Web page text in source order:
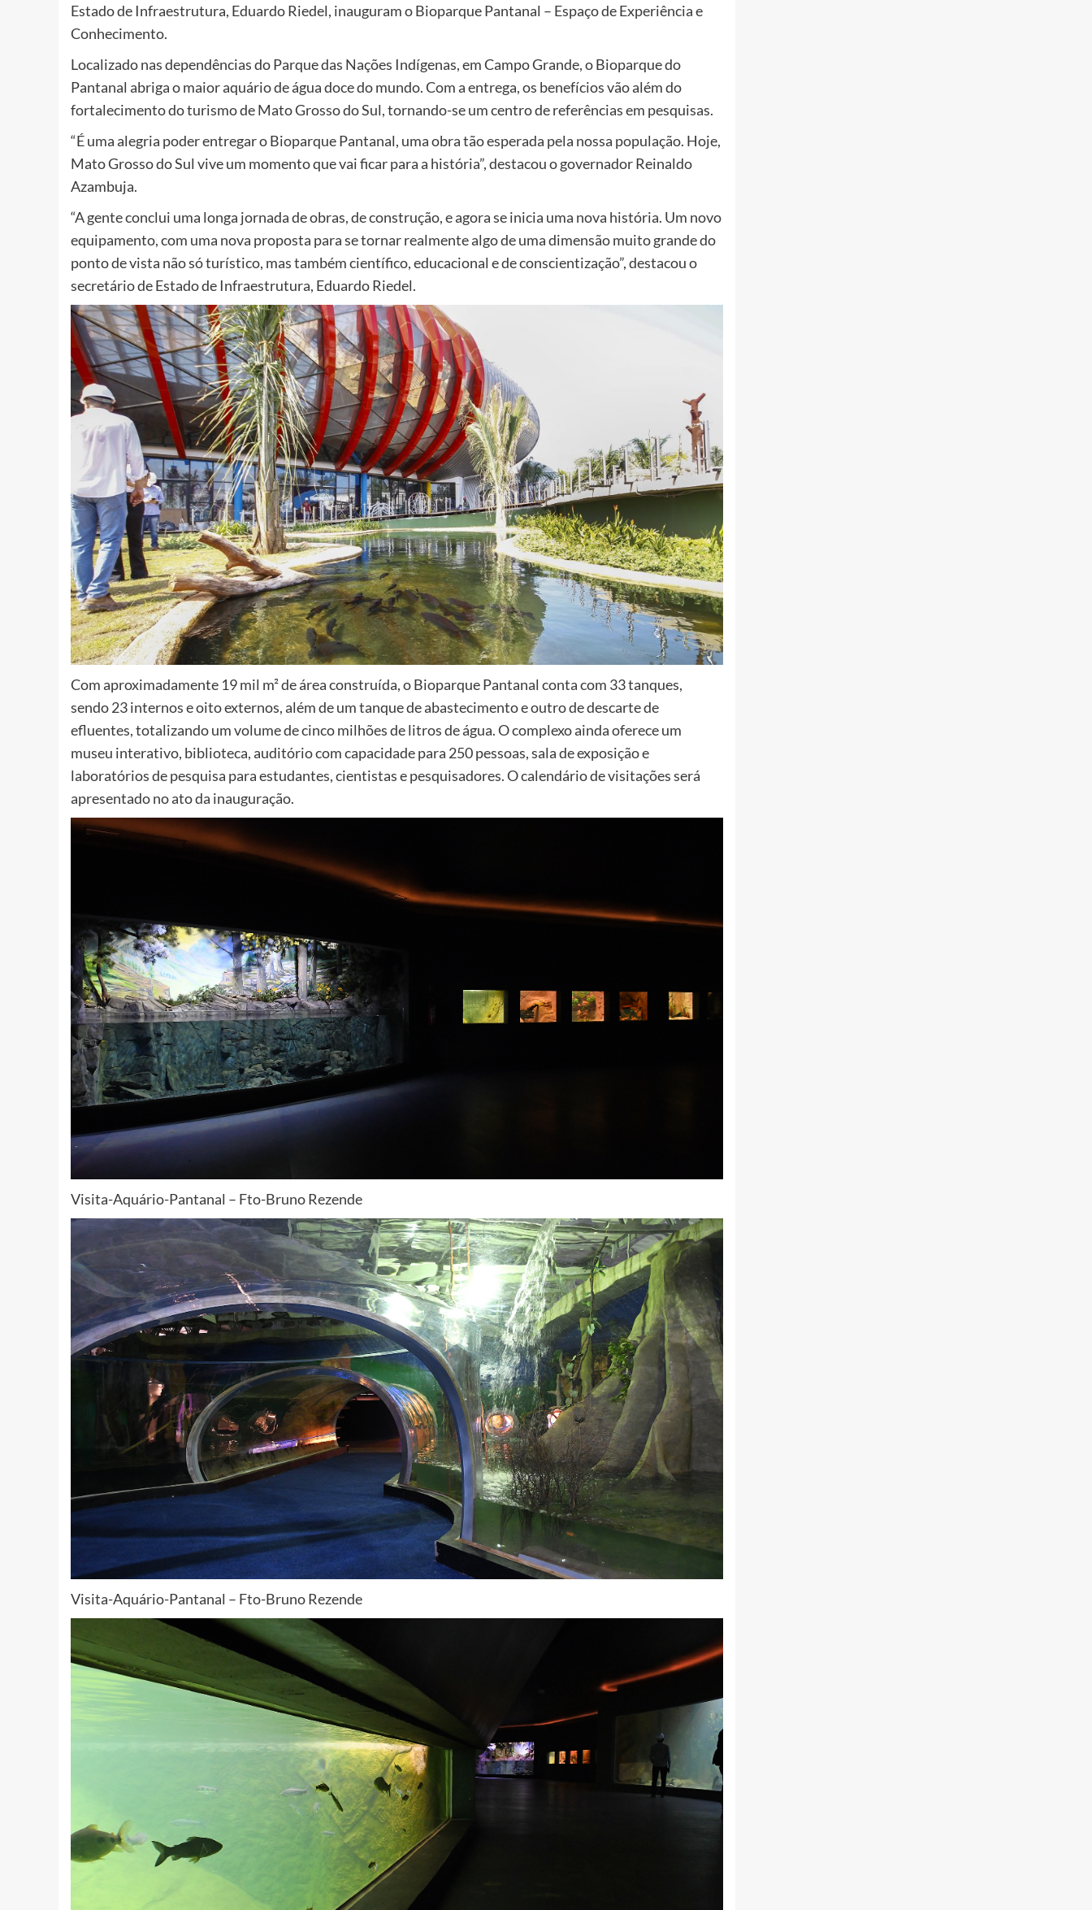
Estado de Infraestrutura, Eduardo Riedel, inauguram o Bioparque Pantanal – Espaço de Experiência e
Conhecimento.
Localizado nas dependências do Parque das Nações Indígenas, em Campo Grande, o Bioparque do
Pantanal abriga o maior aquário de água doce do mundo. Com a entrega, os benefícios vão além do
fortalecimento do turismo de Mato Grosso do Sul, tornando-se um centro de referências em pesquisas.
“É uma alegria poder entregar o Bioparque Pantanal, uma obra tão esperada pela nossa população. Hoje,
Mato Grosso do Sul vive um momento que vai ficar para a história”, destacou o governador Reinaldo
Azambuja.
“A gente conclui uma longa jornada de obras, de construção, e agora se inicia uma nova história. Um novo
equipamento, com uma nova proposta para se tornar realmente algo de uma dimensão muito grande do
ponto de vista não só turístico, mas também científico, educacional e de conscientização”, destacou o
secretário de Estado de Infraestrutura, Eduardo Riedel.
Com aproximadamente 19 mil m² de área construída, o Bioparque Pantanal conta com 33 tanques,
sendo 23 internos e oito externos, além de um tanque de abastecimento e outro de descarte de
efluentes, totalizando um volume de cinco milhões de litros de água. O complexo ainda oferece um
museu interativo, biblioteca, auditório com capacidade para 250 pessoas, sala de exposição e
laboratórios de pesquisa para estudantes, cientistas e pesquisadores. O calendário de visitações será
apresentado no ato da inauguração.
Visita-Aquário-Pantanal – Fto-Bruno Rezende
Visita-Aquário-Pantanal – Fto-Bruno Rezende